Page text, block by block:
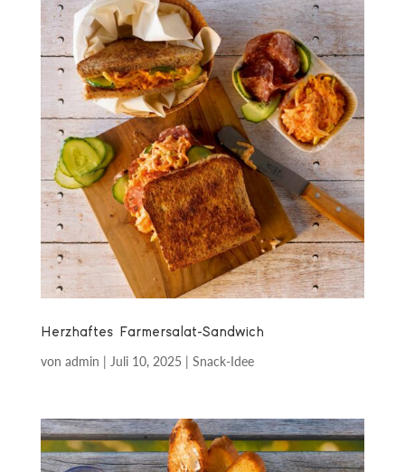
Herzhaftes Farmersalat-Sandwich
von admin | Juli 10, 2025| Snack-Idee
mit Fenchelsalami